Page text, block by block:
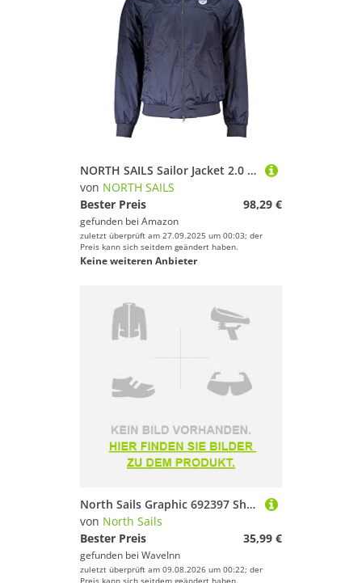
NORTH SAILS Sailor Jacket 2.0 603191 (XXL, Navy Blau), marineblau
von NORTH SAILS
Bester Preis
98,29 €
gefunden bei Amazon
zuletzt überprüft am 27.09.2025 um 00:03; der
Preis kann sich seitdem geändert haben.
Keine weiteren Anbieter
North Sails Graphic 692397 Short Sleeve Polo Orange L Mann
von North Sails
Bester Preis
35,99 €
gefunden bei WaveInn
zuletzt überprüft am 09.08.2026 um 00:22; der
Preis kann sich seitdem geändert haben.